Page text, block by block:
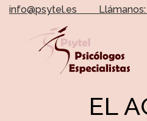
info@psytel.es
EL